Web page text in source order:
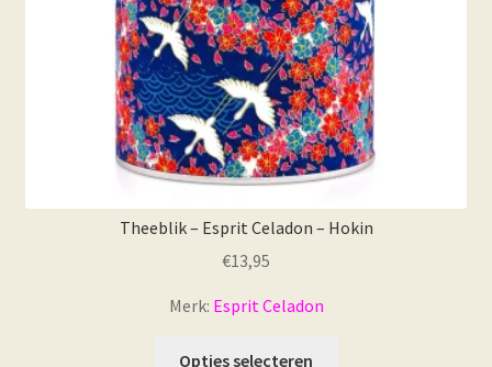
Theeblik – Esprit Celadon – Hokin
€13,95
Merk: Esprit Celadon
Opties selecteren